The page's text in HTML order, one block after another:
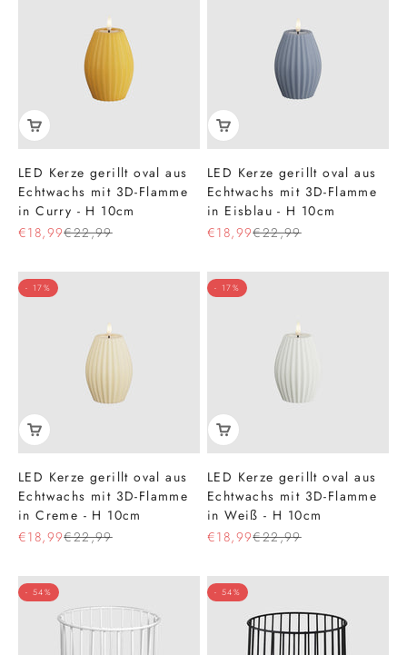
LED Kerze gerillt oval aus
Echtwachs mit 3D-Flamme
in Curry - H 10cm
Angebot
€18,99Regulärer Preis
€22,99
LED Kerze gerillt oval aus
Echtwachs mit 3D-Flamme
in Eisblau - H 10cm
Angebot
€18,99Regulärer Preis
€22,99
- 17%
LED Kerze gerillt oval aus
Echtwachs mit 3D-Flamme
in Creme - H 10cm
Angebot
€18,99Regulärer Preis
€22,99
- 17%
LED Kerze gerillt oval aus
Echtwachs mit 3D-Flamme
in Weiß - H 10cm
Angebot
€18,99Regulärer Preis
€22,99
- 54% - 54%